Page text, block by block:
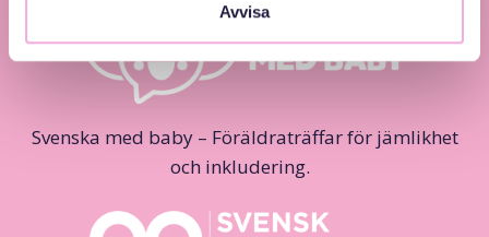
Avvisa
Svenska med baby – Föräldraträffar för jämlikhet
och inkludering.